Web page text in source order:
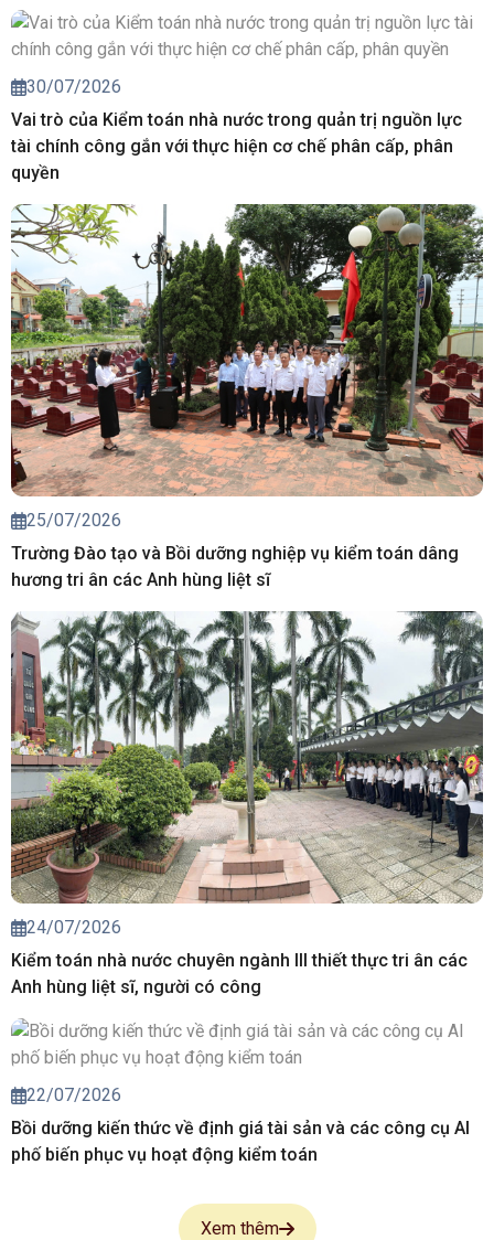
30/07/2026
Vai trò của Kiểm toán nhà nước trong quản trị nguồn lực
tài chính công gắn với thực hiện cơ chế phân cấp, phân
quyền
25/07/2026
Trường Đào tạo và Bồi dưỡng nghiệp vụ kiểm toán dâng
hương tri ân các Anh hùng liệt sĩ
24/07/2026
Kiểm toán nhà nước chuyên ngành III thiết thực tri ân các
Anh hùng liệt sĩ, người có công
22/07/2026
Bồi dưỡng kiến thức về định giá tài sản và các công cụ AI
phố biến phục vụ hoạt động kiểm toán
Xem thêm